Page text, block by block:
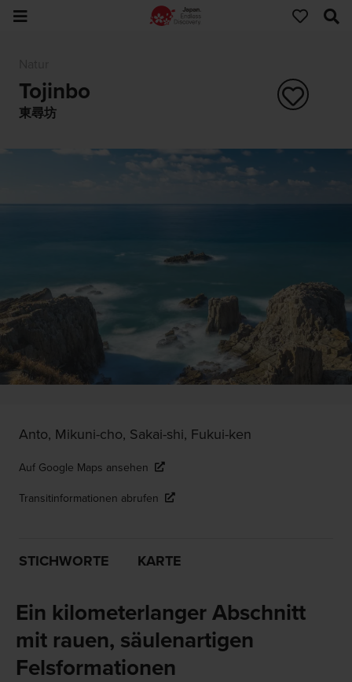
Tojinbo
東尋坊
Anto, Mikuni-cho, Sakai-shi, Fukui-ken
Auf Google Maps ansehen
Transitinformationen abrufen
STICHWORTE KARTE
Ein kilometerlanger Abschnitt
mit rauen, säulenartigen
Felsformationen